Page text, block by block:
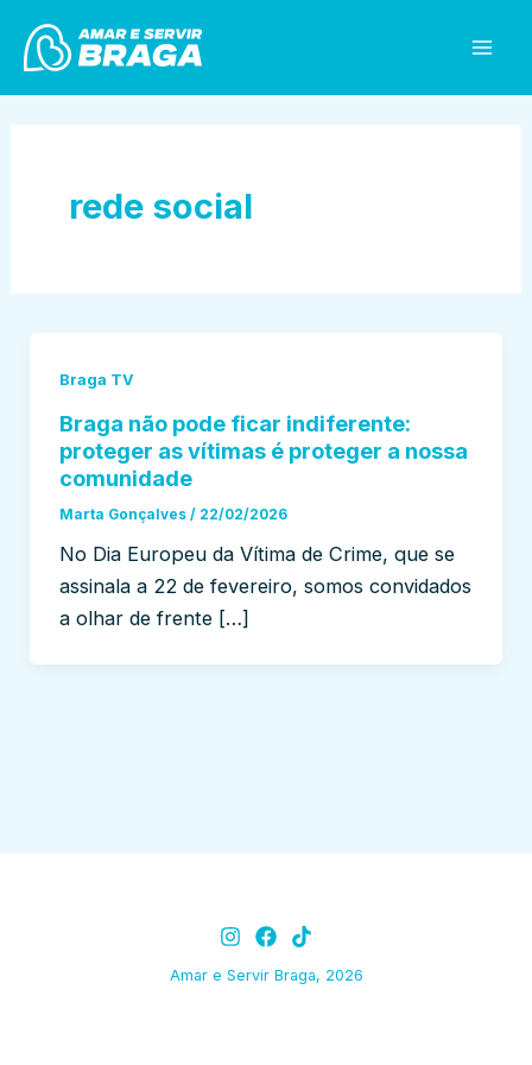
content
rede social
Braga TV
Braga não pode ficar indiferente:
proteger as vítimas é proteger a nossa
comunidade
Marta Gonçalves / 22/02/2026
No Dia Europeu da Vítima de Crime, que se
assinala a 22 de fevereiro, somos convidados
a olhar de frente […]
Amar e Servir Braga, 2026